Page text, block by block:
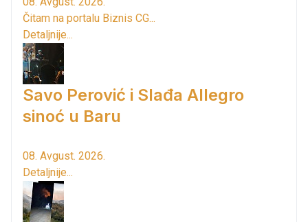
Čitam na portalu Biznis CG...
Detaljnije...
Savo Perović i Slađa Allegro
sinoć u Baru
08. Avgust. 2026.
Detaljnije...